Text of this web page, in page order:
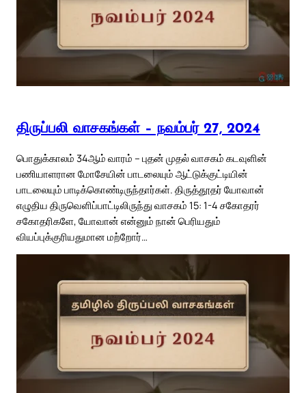
திருப்பலி வாசகங்கள் – நவம்பர் 27, 2024
பொதுக்காலம் 34ஆம் வாரம் – புதன் முதல் வாசகம் கடவுளின்
பணியாளரான மோசேயின் பாடலையும் ஆட்டுக்குட்டியின்
பாடலையும் பாடிக்கொண்டிருந்தார்கள். திருத்தூதர் யோவான்
எழுதிய திருவெளிப்பாட்டிலிருந்து வாசகம் 15: 1-4 சகோதரர்
சகோதரிகளே, யோவான் என்னும் நான் பெரியதும்
வியப்புக்குரியதுமான மற்றோர்…